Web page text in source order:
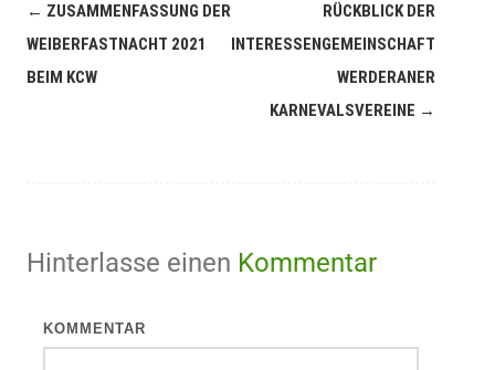
← ZUSAMMENFASSUNG DER
WEIBERFASTNACHT 2021
BEIM KCW
RÜCKBLICK DER
INTERESSENGEMEINSCHAFT
WERDERANER
KARNEVALSVEREINE →
Hinterlasse einen Kommentar
KOMMENTAR